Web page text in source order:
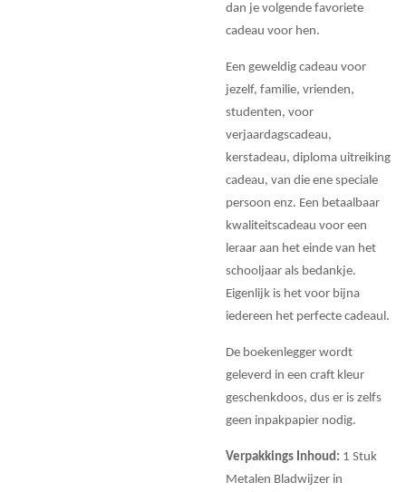
dan je volgende favoriete
cadeau voor hen.
Een geweldig cadeau voor
jezelf, familie, vrienden,
studenten, voor
verjaardagscadeau,
kerstadeau, diploma uitreiking
cadeau, van die ene speciale
persoon enz. Een betaalbaar
kwaliteitscadeau voor een
leraar aan het einde van het
schooljaar als bedankje.
Eigenlijk is het voor bijna
iedereen het perfecte cadeaul.
De boekenlegger wordt
geleverd in een craft kleur
geschenkdoos, dus er is zelfs
geen inpakpapier nodig.
Verpakkings Inhoud: 1 Stuk
Metalen Bladwijzer in